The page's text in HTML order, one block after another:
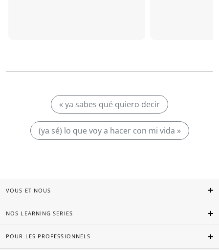
« ya sabes qué quiero decir
(ya sé) lo que voy a hacer con mi vida »
VOUS ET NOUS
NOS LEARNING SERIES
POUR LES PROFESSIONNELS